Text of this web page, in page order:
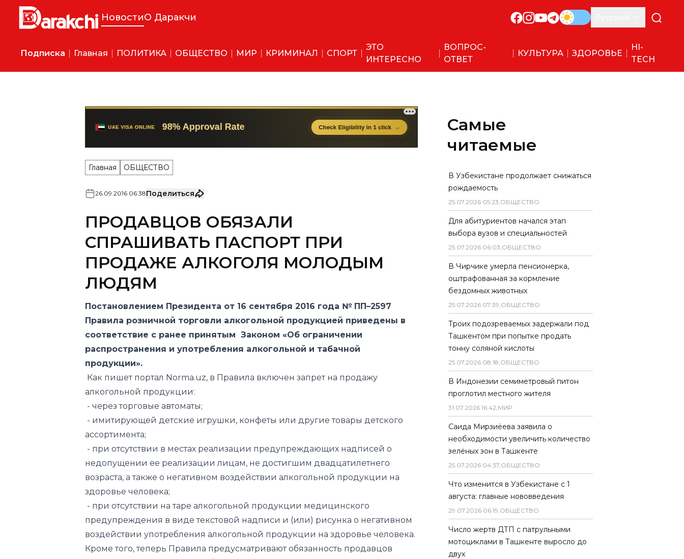
НовостиО Даракчи
Подписка Главная ПОЛИТИКА ОБЩЕСТВО МИР КРИМИНАЛ СПОРТ
ЭТО
ИНТЕРЕСНО
ВОПРОС-
ОТВЕТ
КУЛЬТУРА ЗДОРОВЬЕ
HI-
TECH
Главная ОБЩЕСТВО
ПРОДАВЦОВ ОБЯЗАЛИ
СПРАШИВАТЬ ПАСПОРТ ПРИ
ПРОДАЖЕ АЛКОГОЛЯ МОЛОДЫМ
ЛЮДЯМ
Постановлением Президента от 16 сентября 2016 года № ПП–2597
Правила розничной торговли алкогольной продукцией приведены в
соответствие с ранее принятым Законом «Об ограничении
распространения и употребления алкогольной и табачной
продукции».
Как пишет порталNorma.uz, в Правила включен запрет на продажу
алкогольной продукции:
- через торговые автоматы;
- имитирующей детские игрушки, конфеты или другие товары детского
ассортимента;
- при отсутствии в местах реализации предупреждающих надписей о
недопущении ее реализации лицам, не достигшим двадцатилетнего
возраста, а также о негативном воздействии алкогольной продукции на
здоровье человека;
- при отсутствии на таре алкогольной продукции медицинского
предупреждения в виде текстовой надписи и (или) рисунка о негативном
воздействии употребления алкогольной продукции на здоровье человека.
Кроме того, теперь Правила предусматривают обязанность продавцов
алкогольной продукции требовать от покупателя, выглядящего моложе
двадцати лет, предъявления документа, удостоверяющего его возраст, а в
случае отсутствия документа отказать в реализации алкогольной
Самые
читаемые
В Узбекистане продолжает снижаться
рождаемость
25.07.2026 05:23,ОБЩЕСТВО
Для абитуриентов начался этап
выбора вузов и специальностей
25.07.2026 06:03,ОБЩЕСТВО
В Чирчике умерла пенсионерка,
оштрафованная за кормление
бездомных животных
25.07.2026 07:39,ОБЩЕСТВО
Троих подозреваемых задержали под
Ташкентом при попытке продать
тонну соляной кислоты
25.07.2026 08:18,ОБЩЕСТВО
В Индонезии семиметровый питон
проглотил местного жителя
31.07.2026 16:42,МИР
Саида Мирзиёева заявила о
необходимости увеличить количество
зелёных зон в Ташкенте
25.07.2026 04:37,ОБЩЕСТВО
Что изменится в Узбекистане с 1
августа: главные нововведения
29.07.2026 06:19,ОБЩЕСТВО
Число жертв ДТП с патрульными
мотоциклами в Ташкенте выросло до
двух